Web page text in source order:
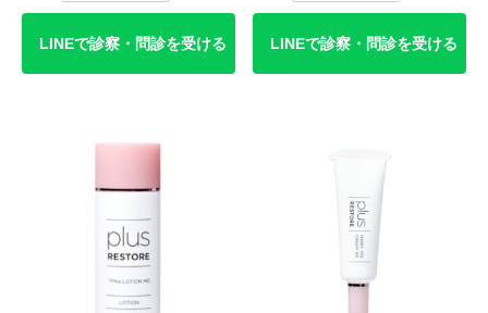
LINEで診察・問診を受ける LINEで診察・問診を受ける